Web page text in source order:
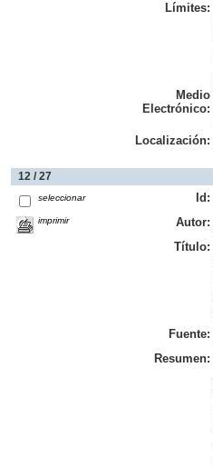
Límites:
Medio
Electrónico:
Localización:
12 / 27
seleccionar
imprimir
Id:
Autor:
Título:
Fuente:
Resumen: